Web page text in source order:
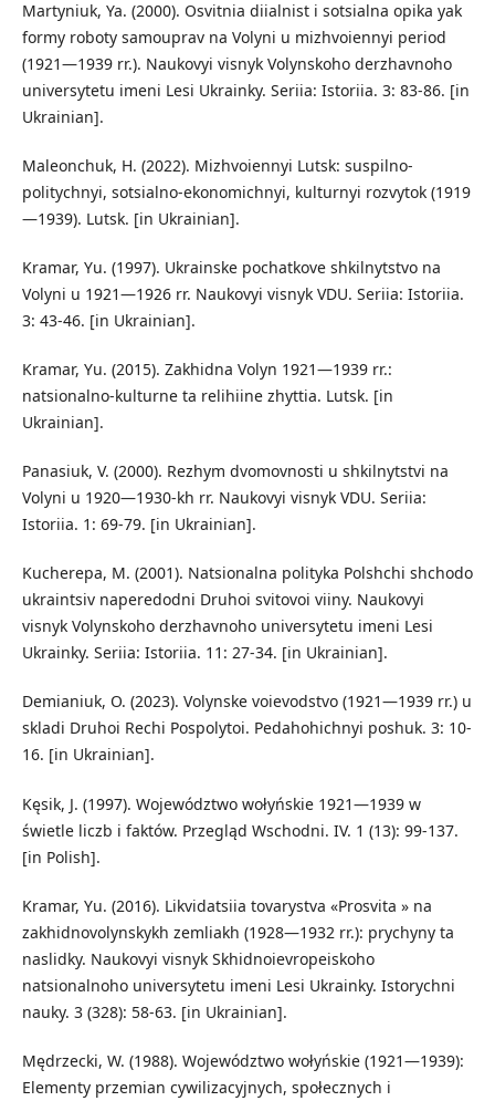
Martyniuk, Ya. (2000). Osvitnia diialnist i sotsialna opika yak
formy roboty samouprav na Volyni u mizhvoiennyi period
(1921—1939 rr.). Naukovyi visnyk Volynskoho derzhavnoho
universytetu imeni Lesi Ukrainky. Seriia: Istoriia. 3: 83-86. [in
Ukrainian].
Maleonchuk, H. (2022). Mizhvoiennyi Lutsk: suspilno-
politychnyi, sotsialno-ekonomichnyi, kulturnyi rozvytok (1919
—1939). Lutsk. [in Ukrainian].
Kramar, Yu. (1997). Ukrainske pochatkove shkilnytstvo na
Volyni u 1921—1926 rr. Naukovyi visnyk VDU. Seriia: Istoriia.
3: 43-46. [in Ukrainian].
Kramar, Yu. (2015). Zakhidna Volyn 1921—1939 rr.:
natsionalno-kulturne ta relihiine zhyttia. Lutsk. [in
Ukrainian].
Panasiuk, V. (2000). Rezhym dvomovnosti u shkilnytstvi na
Volyni u 1920—1930-kh rr. Naukovyi visnyk VDU. Seriia:
Istoriia. 1: 69-79. [in Ukrainian].
Kucherepa, M. (2001). Natsionalna polityka Polshchi shchodo
ukraintsiv naperedodni Druhoi svitovoi viiny. Naukovyi
visnyk Volynskoho derzhavnoho universytetu imeni Lesi
Ukrainky. Seriia: Istoriia. 11: 27-34. [in Ukrainian].
Demianiuk, O. (2023). Volynske voievodstvo (1921—1939 rr.) u
skladi Druhoi Rechi Pospolytoi. Pedahohichnyi poshuk. 3: 10-
16. [in Ukrainian].
Kęsik, J. (1997). Województwo wołyńskie 1921—1939 w
świetle liczb i faktów. Przegląd Wschodni. IV. 1 (13): 99-137.
[in Polish].
Kramar, Yu. (2016). Likvidatsiia tovarystva «Prosvita » na
zakhidnovolynskykh zemliakh (1928—1932 rr.): prychyny ta
naslidky. Naukovyi visnyk Skhidnoievropeiskoho
natsionalnoho universytetu imeni Lesi Ukrainky. Istorychni
nauky. 3 (328): 58-63. [in Ukrainian].
Mędrzecki, W. (1988). Województwo wołyńskie (1921—1939):
Elementy przemian cywilizacyjnych, społecznych i